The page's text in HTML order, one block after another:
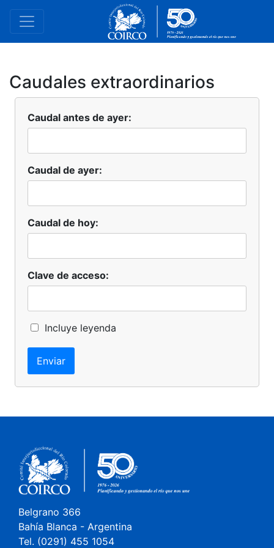
Caudales extraordinarios
Caudal antes de ayer:
Caudal de ayer:
Caudal de hoy:
Clave de acceso:
Incluye leyenda
Enviar
Belgrano 366
Bahía Blanca - Argentina
Tel. (0291) 455 1054